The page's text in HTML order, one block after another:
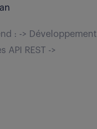
: -> Développement
REST ->